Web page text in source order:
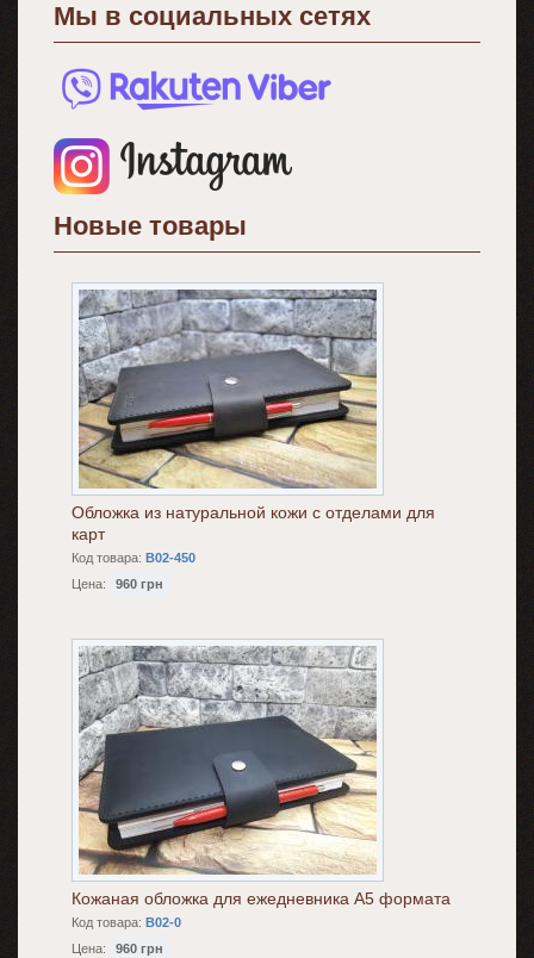
Мы в социальных сетях
Новые товары
Обложка из натуральной кожи с отделами для
карт
Код товара: B02-450
Цена:
960 грн
Кожаная обложка для ежедневника А5 формата
Код товара: B02-0
Цена:
960 грн